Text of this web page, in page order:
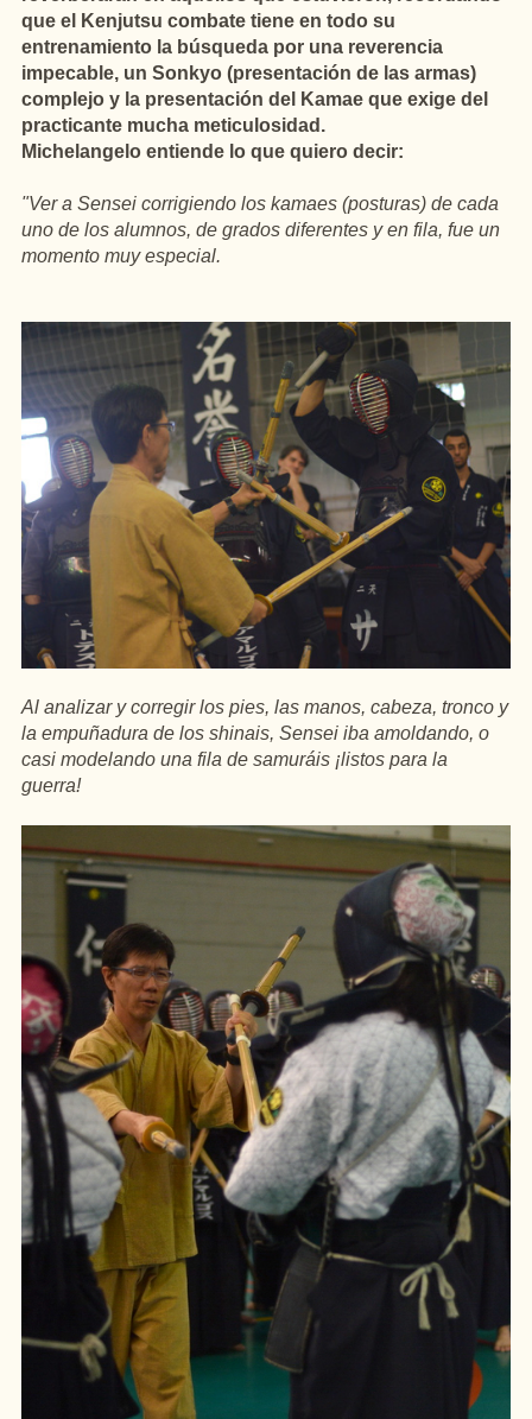
que el Kenjutsu combate tiene en todo su
entrenamiento la búsqueda por una reverencia
impecable, un Sonkyo (presentación de las armas)
complejo y la presentación del Kamae que exige del
practicante mucha meticulosidad.
Michelangelo entiende lo que quiero decir:
"Ver a Sensei corrigiendo los kamaes (posturas) de cada
uno de los alumnos, de grados diferentes y en fila, fue un
momento muy especial.
Al analizar y corregir los pies, las manos, cabeza, tronco y
la empuñadura de los shinais, Sensei iba amoldando, o
casi modelando una fila de samuráis ¡listos para la
guerra!